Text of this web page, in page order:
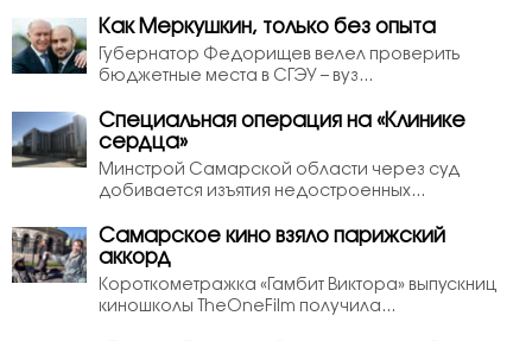
Как Меркушкин, только без опыта
Губернатор Федорищев велел проверить
бюджетные места в СГЭУ – вуз...
Специальная операция на «Клинике
сердца»
Минстрой Самарской области через суд
добивается изъятия недостроенных...
Самарское кино взяло парижский
аккорд
Короткометражка «Гамбит Виктора» выпускниц
киношколы TheOneFilm получила...